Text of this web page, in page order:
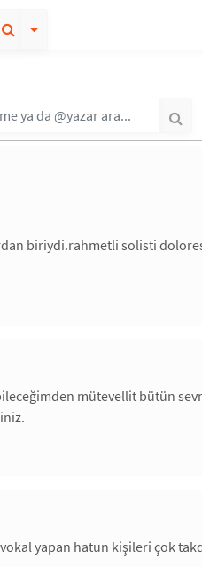
biriydi.rahmetli solisti
mütevellit bütün
yapan hatun kişileri çok